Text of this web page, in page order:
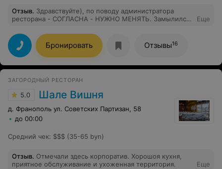
Отзыв. Здравствуйте), по поводу администратора
ресторана - СОГЛАСНА - НУЖНО МЕНЯТЬ. Замылился
Заметила ПИАР К СВОЕЙ ПЕРСОНЕ (я имею ввиду
администратора) на празднике от своих постоянных
"посетителей". Дружат - это хорошо! и если есть
постоянные посетители - это говорит о хорошем
статусе заведения. НО - ЗАИГРАЛИСЬ... и
но меня перед посещением беспокоит очередное
пренебрежение со стороны администратора. Я с
удовольствием буду посещать Эрмитаж не смотря ни
на ЧТО). СПАСИБО)
Еще
Бронировать Отзывы16
ЗАГОРОДНЫЙ РЕСТОРАН
5.0 Шале Вишня
д. Франополь ул. Cоветских Партизан, 58
до 00:00
Средний чек: $$$ (35-65 byn)
Отзыв. Отмечали здесь корпоратив. Хорошоя кухня,
приятное обслуживание и ухоженная территория.
Еще